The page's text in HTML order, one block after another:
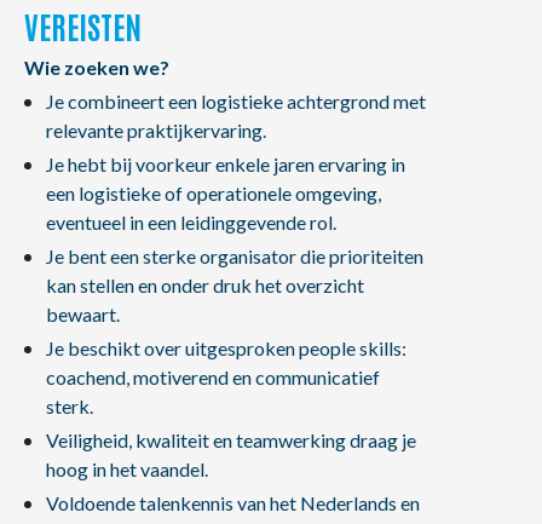
VEREISTEN
Wie zoeken we?
Je combineert een logistieke achtergrond met
relevante praktijkervaring.
Je hebt bij voorkeur enkele jaren ervaring in
een logistieke of operationele omgeving,
eventueel in een leidinggevende rol.
Je bent een sterke organisator die prioriteiten
kan stellen en onder druk het overzicht
bewaart.
Je beschikt over uitgesproken people skills:
coachend, motiverend en communicatief
sterk.
Veiligheid, kwaliteit en teamwerking draag je
hoog in het vaandel.
Voldoende talenkennis van het Nederlands en